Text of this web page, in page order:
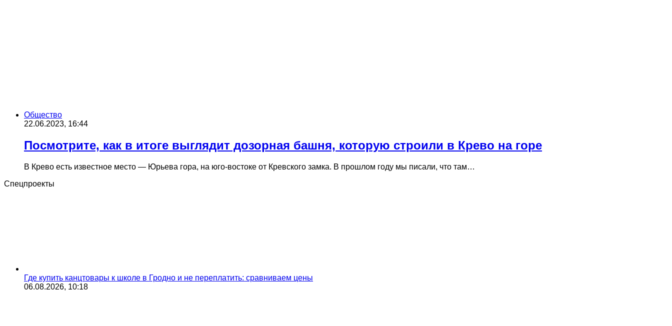
Общество
22.06.2023, 16:44
Посмотрите, как в итоге выглядит дозорная башня, которую строили в Крево на горе
В Крево есть известное место — Юрьева гора, на юго-востоке от Кревского замка. В прошлом году мы писали, что там…
Спецпроекты
Где купить канцтовары к школе в Гродно и не переплатить: сравниваем цены
06.08.2026, 10:18